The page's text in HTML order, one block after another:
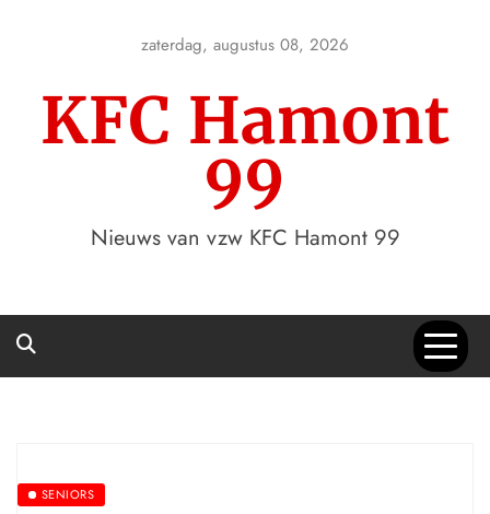
zaterdag, augustus 08, 2026
KFC Hamont
99
Nieuws van vzw KFC Hamont 99
SENIORS